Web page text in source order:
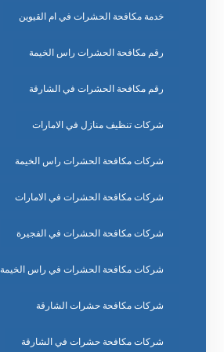
خدمة مكافحة الحشرات في ام القيوين
رقم مكافحة الحشرات راس الخيمة
رقم مكافحة الحشرات في الشارقة
شركات تنظيف منازل في الامارات
شركات مكافحة الحشرات راس الخيمة
شركات مكافحة الحشرات في الامارات
شركات مكافحة الحشرات في الفجيرة
شركات مكافحة الحشرات في راس الخيمة
شركات مكافحة حشرات الشارقة
شركات مكافحة حشرات في الشارقة